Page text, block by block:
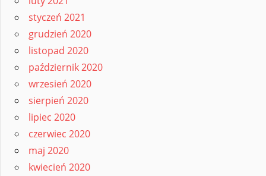
styczeń 2021
grudzień 2020
listopad 2020
październik 2020
wrzesień 2020
sierpień 2020
lipiec 2020
czerwiec 2020
maj 2020
kwiecień 2020